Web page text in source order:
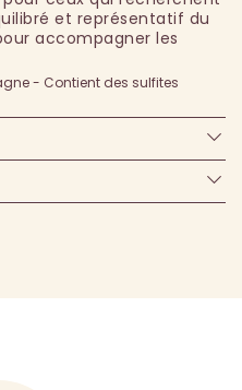
et représentatif du
accompagner les
- Contient des sulfites